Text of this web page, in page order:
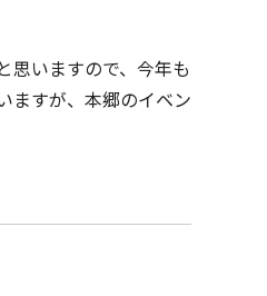
思いますので、今年も
ますが、本郷のイベン